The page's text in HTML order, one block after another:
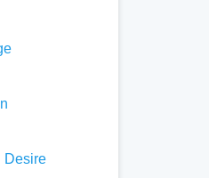
Desire